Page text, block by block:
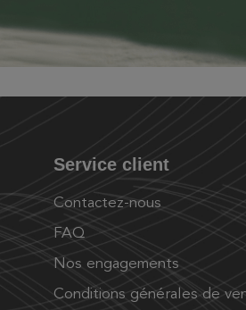
Service client
Contactez-nous
FAQ
Nos engagements
Conditions générales de